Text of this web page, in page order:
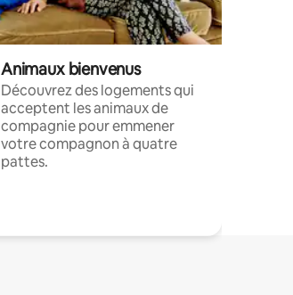
Animaux bienvenus
Découvrez des logements qui
acceptent les animaux de
compagnie pour emmener
votre compagnon à quatre
pattes.